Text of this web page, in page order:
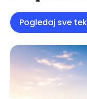
Pogledaj sve